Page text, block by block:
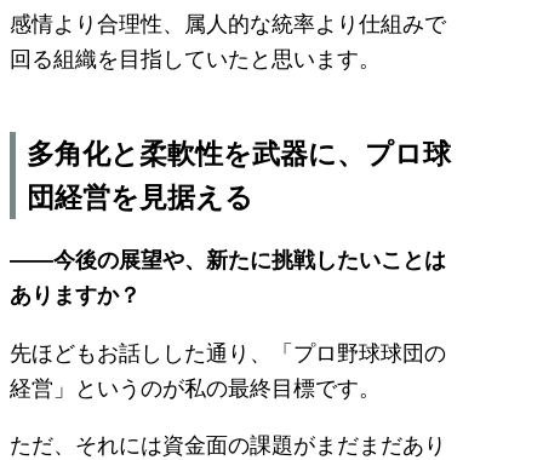
感情より合理性、属人的な統率より仕組みで
回る組織を目指していたと思います。
多角化と柔軟性を武器に、プロ球
団経営を見据える
――今後の展望や、新たに挑戦したいことは
ありますか？
先ほどもお話しした通り、「プロ野球球団の
経営」というのが私の最終目標です。
ただ、それには資金面の課題がまだまだあり